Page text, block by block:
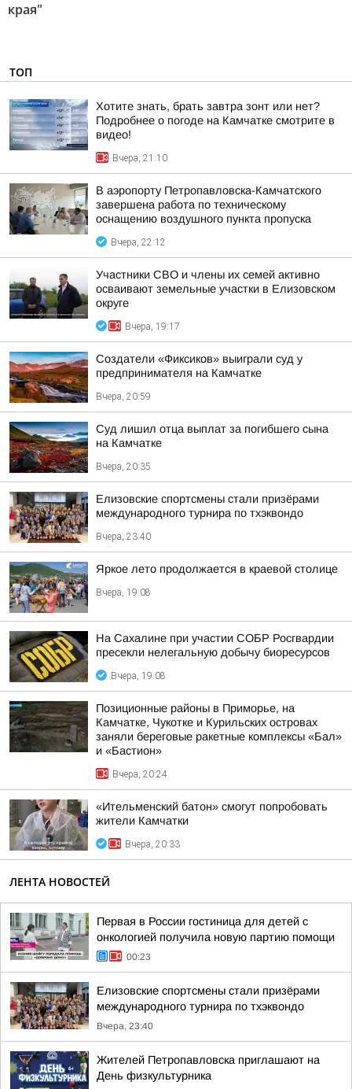
края"
ТОП
Хотите знать, брать завтра зонт или нет?
Подробнее о погоде на Камчатке смотрите в
видео!
Вчера, 21:10
В аэропорту Петропавловска-Камчатского
завершена работа по техническому
оснащению воздушного пункта пропуска
Вчера, 22:12
Участники СВО и члены их семей активно
осваивают земельные участки в Елизовском
округе
Вчера, 19:17
Создатели «Фиксиков» выиграли суд у
предпринимателя на Камчатке
Вчера, 20:59
Суд лишил отца выплат за погибшего сына
на Камчатке
Вчера, 20:35
Елизовские спортсмены стали призёрами
международного турнира по тхэквондо
Вчера, 23:40
Яркое лето продолжается в краевой столице
Вчера, 19:08
На Сахалине при участии СОБР Росгвардии
пресекли нелегальную добычу биоресурсов
Вчера, 19:08
Позиционные районы в Приморье, на
Камчатке, Чукотке и Курильских островах
заняли береговые ракетные комплексы «Бал»
и «Бастион»
Вчера, 20:24
«Ительменский батон» смогут попробовать
жители Камчатки
Вчера, 20:33
ЛЕНТА НОВОСТЕЙ
Первая в России гостиница для детей с
онкологией получила новую партию помощи
00:23
Елизовские спортсмены стали призёрами
международного турнира по тхэквондо
Вчера, 23:40
Жителей Петропавловска приглашают на
День физкультурника